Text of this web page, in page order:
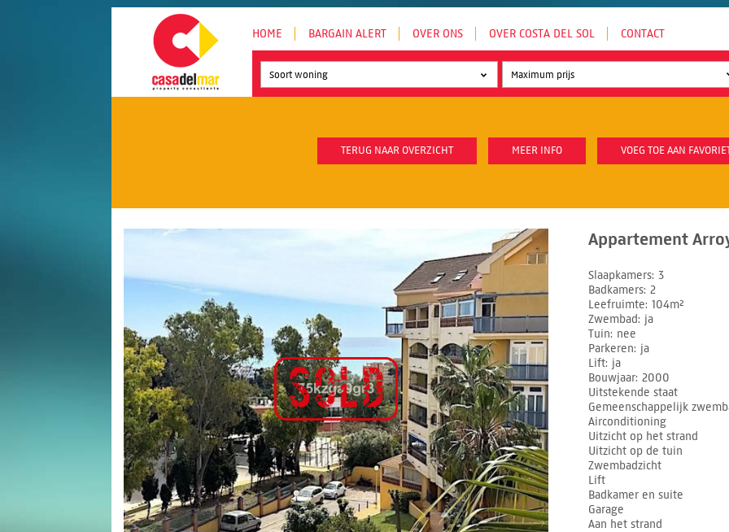
HOME BARGAIN ALERT OVER ONS OVER COSTA DEL SOL CONTACT
Soort woning
TERUG NAAR OVERZICHT MEER INFO VOEG TOE AAN
Appartement
Slaapkamers 3
Badkamers 2
Leefruimte 104m²
Zwembad
ja
Tuin nee
Parkeren ja
Lift ja
Bouwjaar 2000
Uitstekende staat
Gemeenschappelijk
Airconditioning
Uitzicht op het strand
Uitzicht op de tuin
Zwembadzicht
Lift
Badkamer en suite
Garage
Aan het strand